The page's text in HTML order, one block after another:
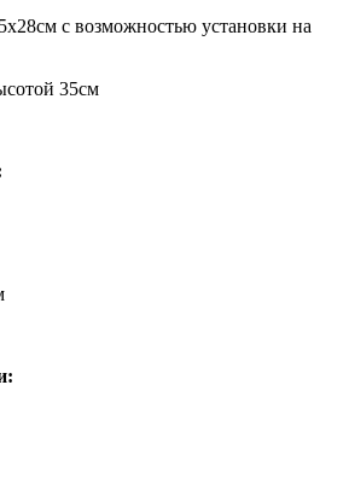
с возможностью установки на
35см